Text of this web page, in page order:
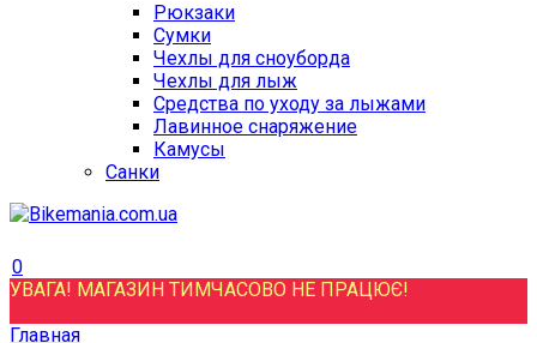
Рюкзаки
Сумки
Чехлы для сноуборда
Чехлы для лыж
Средства по уходу за лыжами
Лавинное снаряжение
Камусы
Санки
0
УВАГА! МАГАЗИН ТИМЧАСОВО НЕ ПРАЦЮЄ!
Главная